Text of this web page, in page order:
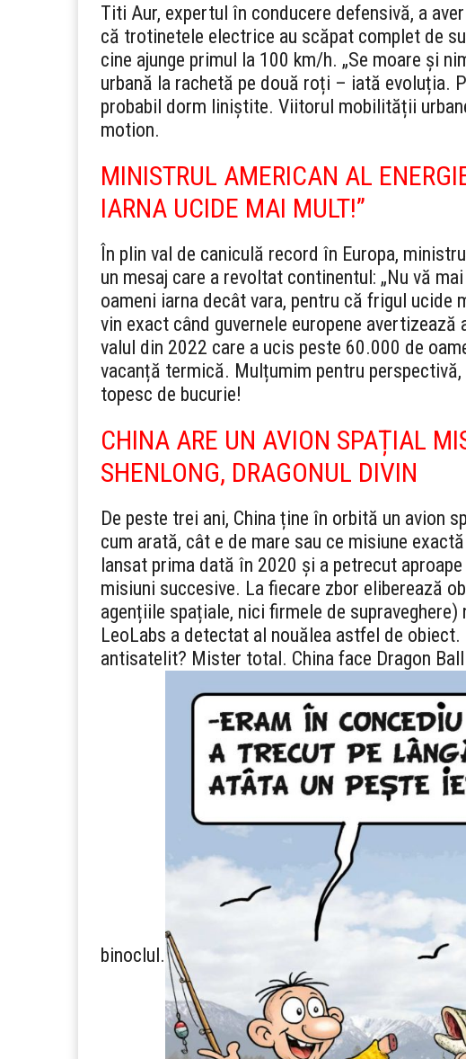
Titi Aur, expertul în conducere defensivă, a
că trotinetele electrice au scăpat complet de
cine ajunge primul la 100 km/h. „Se moare și
urbană la rachetă pe două roți – iată evoluția.
probabil dorm liniștite. Viitorul mobilității
motion.
MINISTRUL AMERICAN AL
IARNA UCIDE MAI MULT!”
În plin val de caniculă record în Europa,
un mesaj care a revoltat continentul: „Nu vă
oameni iarna decât vara, pentru că frigul
vin exact când guvernele europene
valul din 2022 care a ucis peste 60.000 de
vacanță termică. Mulțumim pentru
topesc de bucurie!
CHINA ARE UN AVION SPAȚIAL
SHENLONG, DRAGONUL DIVIN
De peste trei ani, China ține în orbită un avion
cum arată, cât e de mare sau ce misiune
lansat prima dată în 2020 și a petrecut
misiuni succesive. La fiecare zbor eliberează
agențiile spațiale, nici firmele de
LeoLabs a detectat al nouălea astfel de
antisatelit? Mister total. China face Dragon
binoclul.